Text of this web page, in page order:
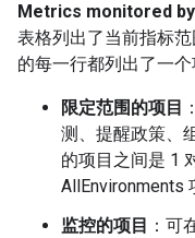
Metrics monitored
表格列出了当前指标
的每一行都列出了一
限定范围的项目
测、提醒政策、
的项目之间是 1
AllEnvironments
监控的项目 ：可